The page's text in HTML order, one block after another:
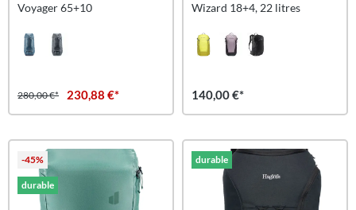
Voyager 65+10
280,00 €* 230,88 €*
Wizard 18+4, 22 litres
140,00 €*
-45%
durable
durable